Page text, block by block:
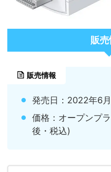
販
販売情報
発売日：2022年6
価格：オープンプ
後・税込)